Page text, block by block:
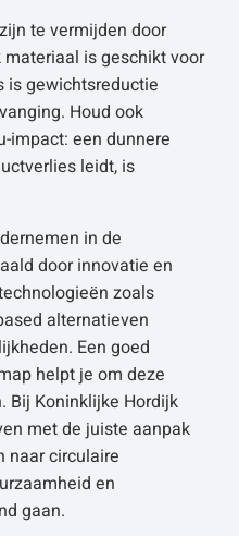
te vermijden door
is geschikt voor
is gewichtsreductie
Houd ook
impact: een dunnere
leidt, is
in de
door innovatie en
zoals
alternatieven
Een goed
helpt je om deze
Bij Koninklijke Hordijk
met de juiste aanpak
naar circulaire
en
gaan.